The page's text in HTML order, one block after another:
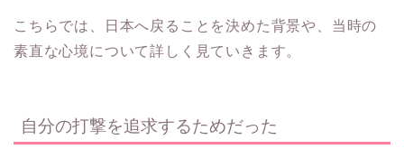
こちらでは、日本へ戻ることを決めた背景や、当時の
素直な心境について詳しく見ていきます。
自分の打撃を追求するためだった